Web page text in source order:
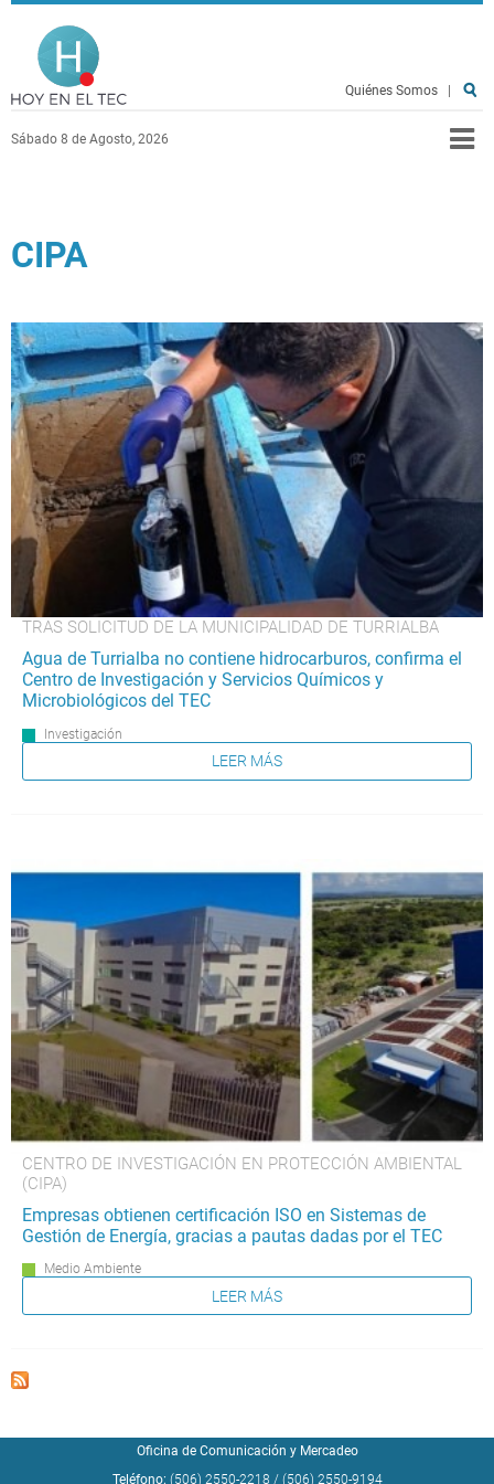
Pasar al contenido principal
Sábado 8 de Agosto, 2026
Quiénes Somos
CIPA
TRAS SOLICITUD DE LA MUNICIPALIDAD DE TURRIALBA
Agua de Turrialba no contiene hidrocarburos, confirma el
Centro de Investigación y Servicios Químicos y
Microbiológicos del TEC
Investigación
LEER MÁS
CENTRO DE INVESTIGACIÓN EN PROTECCIÓN AMBIENTAL
(CIPA)
Empresas obtienen certificación ISO en Sistemas de
Gestión de Energía, gracias a pautas dadas por el TEC
Medio Ambiente
LEER MÁS
Oficina de Comunicación y Mercadeo
Teléfono: (506) 2550-2218 / (506) 2550-9194